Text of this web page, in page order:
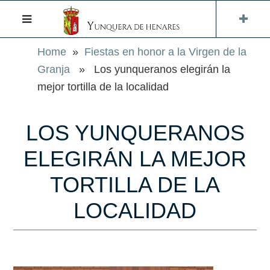
Home » Fiestas en honor a la Virgen de la
Granja » Los yunqueranos elegirán la
mejor tortilla de la localidad
LOS YUNQUERANOS
ELEGIRÁN LA MEJOR
TORTILLA DE LA
LOCALIDAD